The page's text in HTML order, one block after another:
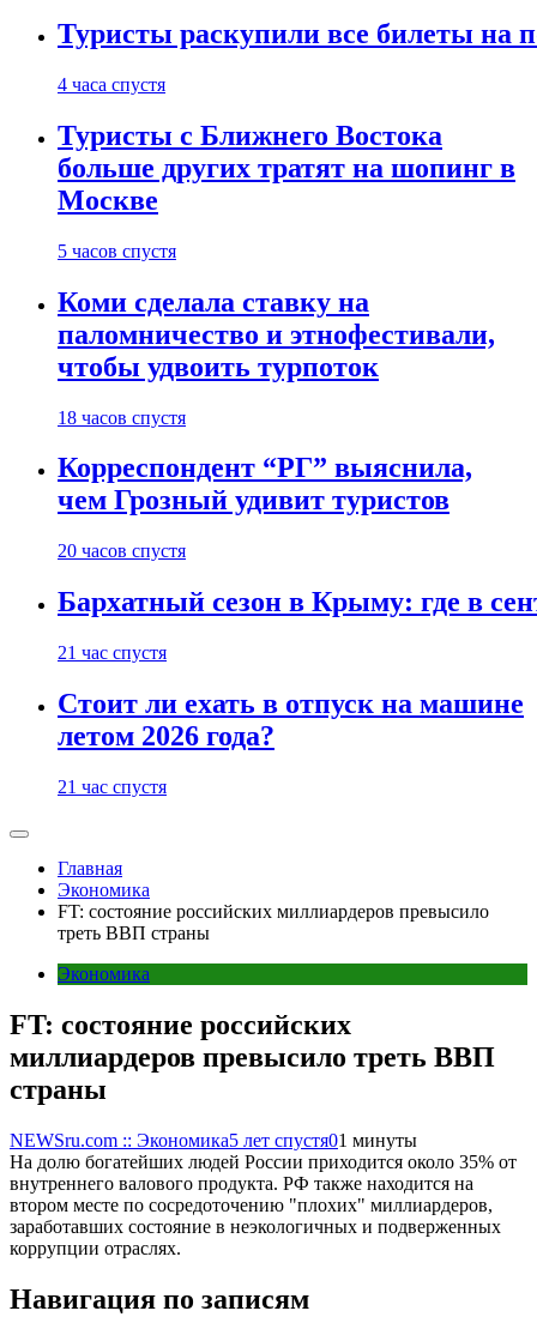
Туристы раскупили все билеты на
4 часа спустя
Туристы с Ближнего Востока
больше других тратят на шопинг в
Москве
5 часов спустя
Коми сделала ставку на
паломничество и этнофестивали,
чтобы удвоить турпоток
18 часов спустя
Корреспондент “РГ” выяснила,
чем Грозный удивит туристов
20 часов спустя
Бархатный сезон в Крыму: где в
21 час спустя
Стоит ли ехать в отпуск на машине
летом 2026 года?
21 час спустя
Главная
Экономика
FT: состояние российских миллиардеров превысило
треть ВВП страны
Экономика
FT: состояние российских
миллиардеров превысило треть ВВП
страны
NEWSru.com :: Экономика5 лет спустя01 минуты
На долю богатейших людей России приходится около 35% от
внутреннего валового продукта. РФ также находится на
втором месте по сосредоточению "плохих" миллиардеров,
заработавших состояние в неэкологичных и подверженных
коррупции отраслях.
Навигация по записям